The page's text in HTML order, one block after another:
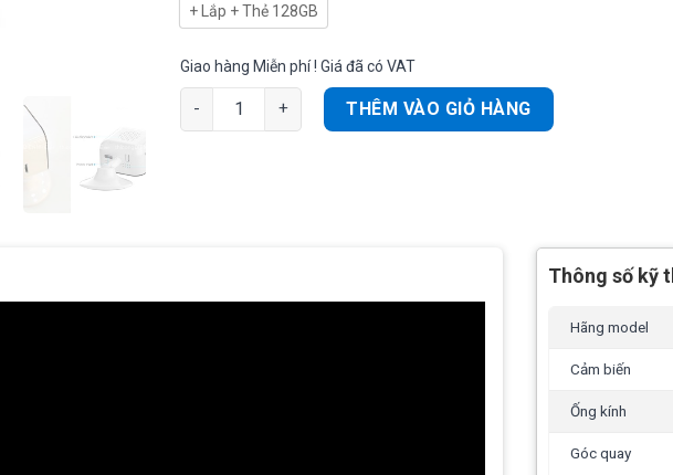
+ Lắp + Thẻ 128GB
Giao hàng Miễn phí ! Giá đã có VAT
Ezviz H1C Camera siêu nhỏ, độ phân giải 2MP, Ống kính góc
THÊM VÀO GIỎ HÀNG
Thông số kỹ
Hãng model
Cảm biến
Ống kính
Góc quay